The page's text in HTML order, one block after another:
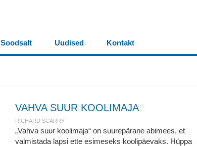
Soodsalt Uudised Kontakt
VAHVA SUUR KOOLIMAJA
RICHARD SCARRY
„Vahva suur koolimaja“ on suurepärane abimees, et
valmistada lapsi ette esimeseks koolipäevaks. Hüppa